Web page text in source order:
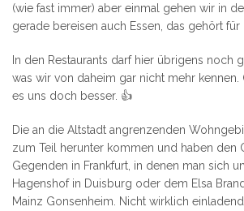
(wie fast immer) aber einmal gehen wir in
gerade bereisen auch Essen, das gehört für
In den Restaurants darf hier übrigens noch
was wir von daheim gar nicht mehr kennen.
es uns doch besser. 👍
Die an die Altstadt angrenzenden
zum Teil herunter kommen und haben den
Gegenden in Frankfurt, in denen man sich
Hagenshof in Duisburg oder dem Elsa
Mainz Gonsenheim. Nicht wirklich